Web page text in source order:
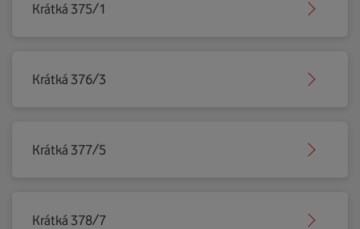
Krátká 375/1
Krátká 376/3
Krátká 377/5
Krátká 378/7